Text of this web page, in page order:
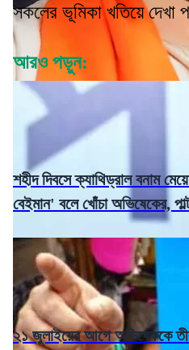
সকলের ভূমিকা খতিয়ে
আরও পড়ুন:
শহীদ দিবসে ক্যাথিড্রাল বনাম
বেইমান' বলে খোঁচা অভিষেকের,
২১ জুলাইয়ের আগে অভিষেককে